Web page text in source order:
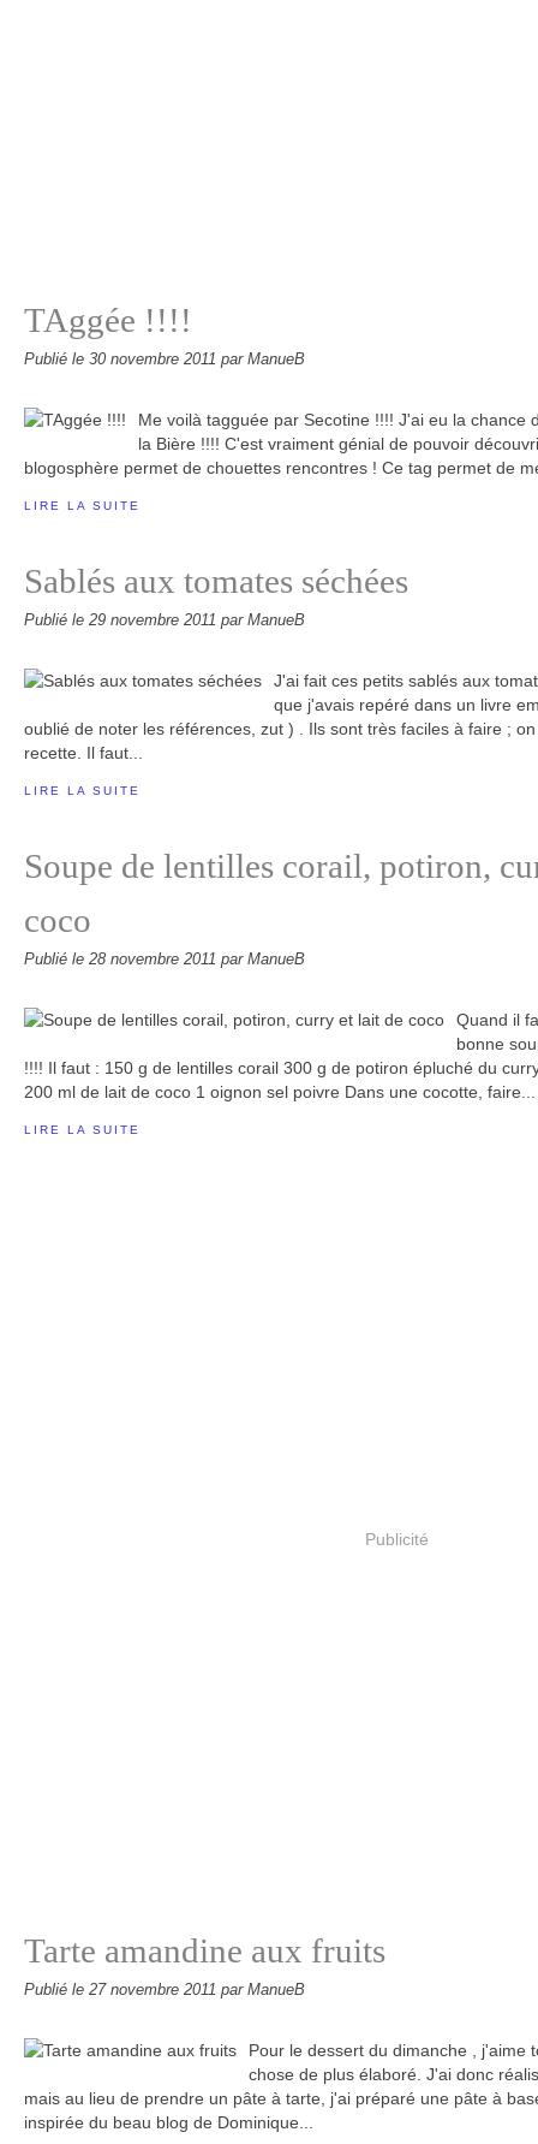
TAggée !!!!
Publié le 30 novembre 2011 par ManueB
Me voilà tagguée par Secotine !!!! J'ai eu la chance
la Bière !!!! C'est vraiment génial de pouvoir
blogosphère permet de chouettes rencontres ! Ce tag permet de
LIRE LA SUITE
Sablés aux tomates séchées
Publié le 29 novembre 2011 par ManueB
J'ai fait ces petits sablés aux
que j'avais repéré dans un livre
oublié de noter les références, zut ) . Ils sont très faciles à faire ;
recette. Il faut...
LIRE LA SUITE
Soupe de lentilles corail, potiron,
coco
Publié le 28 novembre 2011 par ManueB
Quand il
bonne
!!!! Il faut : 150 g de lentilles corail 300 g de potiron épluché du
200 ml de lait de coco 1 oignon sel poivre Dans une cocotte, faire...
LIRE LA SUITE
Publicité
Tarte amandine aux fruits
Publié le 27 novembre 2011 par ManueB
Pour le dessert du dimanche , j'aime
chose de plus élaboré. J'ai donc
mais au lieu de prendre un pâte à tarte, j'ai préparé une pâte à
inspirée du beau blog de Dominique...